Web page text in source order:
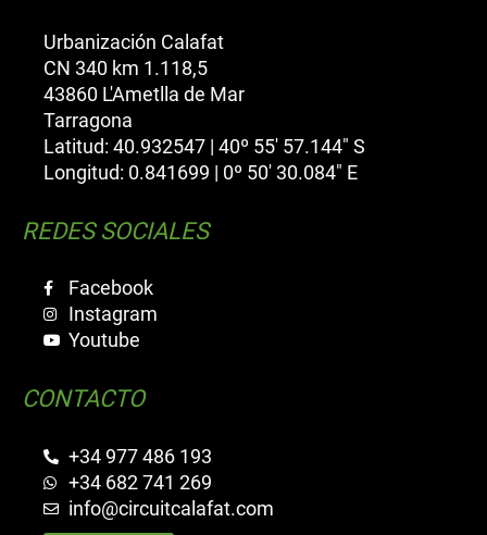
Urbanización Calafat
CN 340 km 1.118,5
43860 L'Ametlla de Mar
Tarragona
Latitud: 40.932547 | 40º 55' 57.144" S
Longitud: 0.841699 | 0º 50' 30.084" E
REDES SOCIALES
Facebook
Instagram
Youtube
CONTACTO
+34 977 486 193
+34 682 741 269
info@circuitcalafat.com